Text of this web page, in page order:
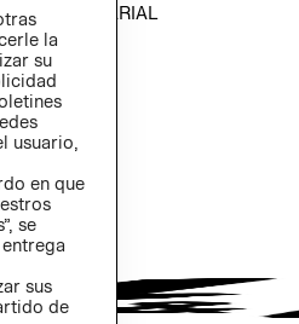
EMPRESARIAL
la
su
usuario,
en que
se
sus
de